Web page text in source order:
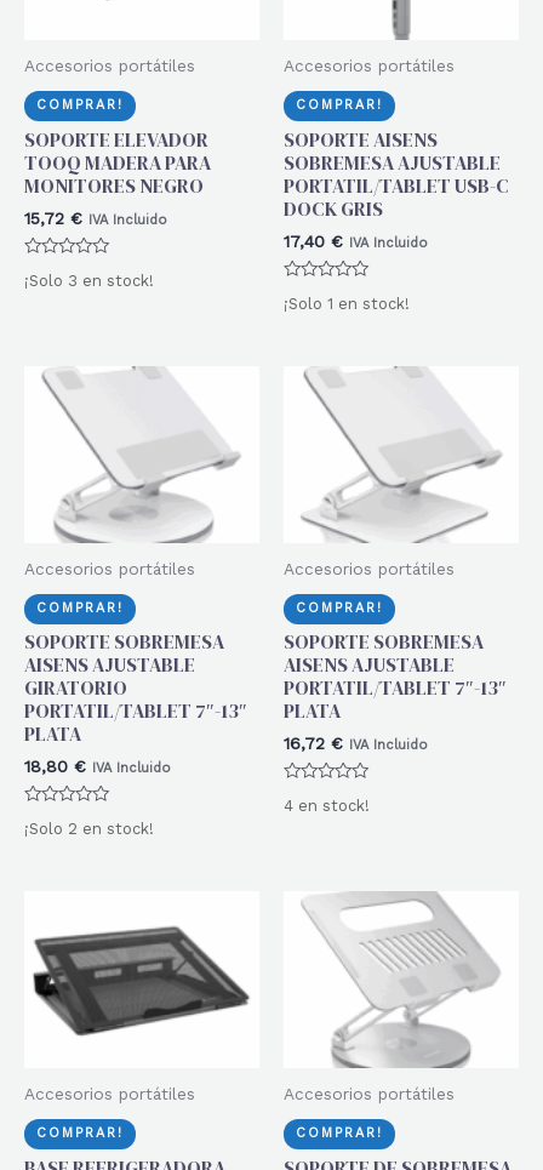
Accesorios portátiles
COMPRAR!
SOPORTE ELEVADOR
TOOQ MADERA PARA
MONITORES NEGRO
15,72 € IVA Incluido
con
¡Solo 3 en stock!
Accesorios portátiles
COMPRAR!
SOPORTE AISENS
SOBREMESA AJUSTABLE
PORTATIL/TABLET USB-C
DOCK GRIS
17,40 € IVA Incluido
con
¡Solo 1 en stock!
Accesorios portátiles
COMPRAR!
SOPORTE SOBREMESA
AISENS AJUSTABLE
GIRATORIO
PORTATIL/TABLET 7″-13″
PLATA
18,80 € IVA Incluido
Valorado
con
¡Solo 2 en stock!
Accesorios portátiles
COMPRAR!
SOPORTE SOBREMESA
AISENS AJUSTABLE
PORTATIL/TABLET 7″-13″
PLATA
16,72 € IVA Incluido
con
4 en stock!
Accesorios portátiles
COMPRAR!
Accesorios portátiles
COMPRAR!